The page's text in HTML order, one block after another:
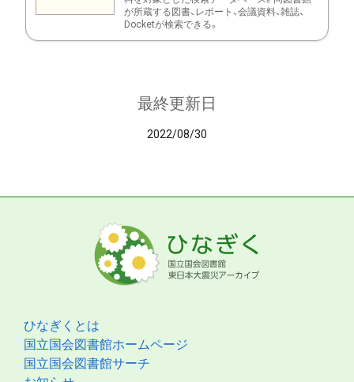
が所蔵する図書、レポート、会議資料、雑誌、
Docketが検索できる。
最終更新日
2022/08/30
ひなぎくとは
国立国会図書館ホームページ
国立国会図書館サーチ